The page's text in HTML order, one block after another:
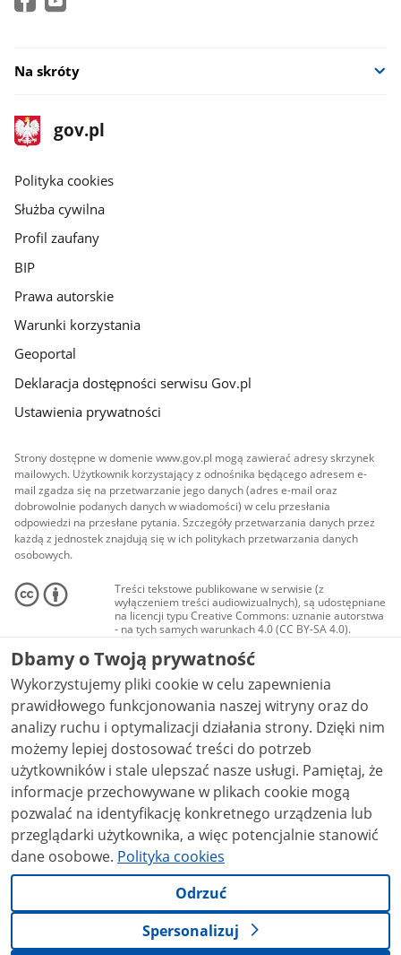
Na skróty
stopka
gov.pl
Strona
gov.pl
gov.pl
Polityka cookies
Służba cywilna
Profil zaufany
BIP
Prawa autorskie
Warunki korzystania
Geoportal
Deklaracja dostępności serwisu Gov.pl
Ustawienia prywatności
Strony dostępne w domenie www.gov.pl mogą zawierać adresy skrzynek
mailowych. Użytkownik korzystający z odnośnika będącego adresem e-
mail zgadza się na przetwarzanie jego danych (adres e-mail oraz
dobrowolnie podanych danych w wiadomości) w celu przesłania
odpowiedzi na przesłane pytania. Szczegóły przetwarzania danych przez
każdą z jednostek znajdują się w ich politykach przetwarzania danych
osobowych.
Treści tekstowe publikowane w serwisie (z
wyłączeniem treści audiowizualnych), są udostępniane
na licencji typu Creative Commons: uznanie autorstwa
- na tych samych warunkach 4.0 (CC BY-SA 4.0).
Materiały audiowizualne, w tym zdjęcia, materiały
audio i wideo, są udostępniane na licencji typu
Creative Commons: uznanie autorstwa użycie
niekomercyjne - bez utworów zależnych 4.0 (CC BY-
NC-ND 4.0), o ile nie jest to stwierdzone inaczej.
Dbamy o Twoją prywatność
Wykorzystujemy pliki cookie w celu zapewnienia
prawidłowego funkcjonowania naszej witryny oraz do
analizy ruchu i optymalizacji działania strony. Dzięki nim
możemy lepiej dostosować treści do potrzeb
użytkowników i stale ulepszać nasze usługi. Pamiętaj, że
informacje przechowywane w plikach cookie mogą
pozwalać na identyfikację konkretnego urządzenia lub
przeglądarki użytkownika, a więc potencjalnie stanowić
dane osobowe. Polityka cookies
Odrzuć
Spersonalizuj